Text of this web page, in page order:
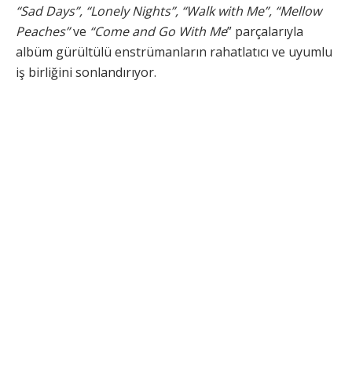
“Sad Days”, “Lonely Nights”, “Walk with Me”, “Mellow
Peaches”ve “Come and Go With Me” parçalarıyla
albüm gürültülü enstrümanların rahatlatıcı ve uyumlu
iş birliğini sonlandırıyor.